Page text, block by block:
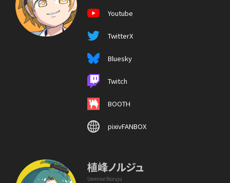
Youtube
TwitterX
Bluesky
Twitch
BOOTH
pixivFANBOX
植峰ノルジュ
Uemine Noruju